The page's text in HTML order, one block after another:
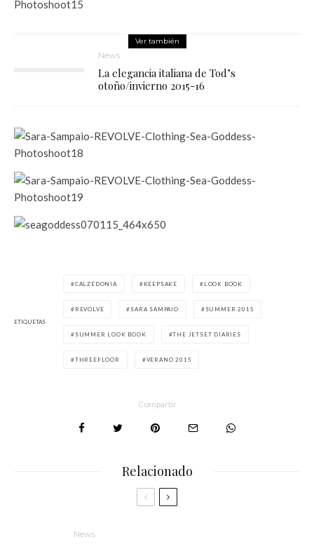
Ver también
News
La elegancia italiana de Tod’s
otoño/invierno 2015-16
ETIQUETAS
CALZEDONIA KEEPSAKE LOOK BOOK
REVOLVE SARA SAMPAIO SUMMER 2015
SUMMER LOOK BOOK THE JETSET DIARIES
THREEFLOOR VERANO 2015
Compartir
Relacionado
News